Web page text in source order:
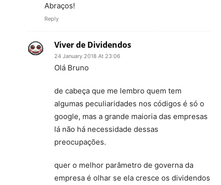
Abraços!
Reply
Viver de Dividendos
24 January 2018 At 23:06
Olá Bruno
de cabeça que me lembro quem tem
algumas peculiaridades nos códigos é só o
google, mas a grande maioria das empresas
lá não há necessidade dessas
preocupações.
quer o melhor parâmetro de governa da
empresa é olhar se ela cresce os dividendos